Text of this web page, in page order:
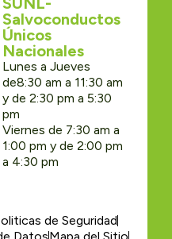
Salvoconductos
Únicos
Nacionales
Lunes a Jueves
de8:30 am a 11:30 am
y de 2:30 pm a 5:30
pm
Viernes de 7:30 am a
1:00 pm y de 2:00 pm
a 4:30 pm
de Seguridad